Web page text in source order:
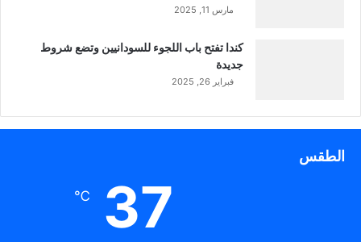
مارس 11, 2025
كندا تفتح باب اللجوء للسودانيين وتضع شروط
جديدة
فبراير 26, 2025
الطقس
37
℃